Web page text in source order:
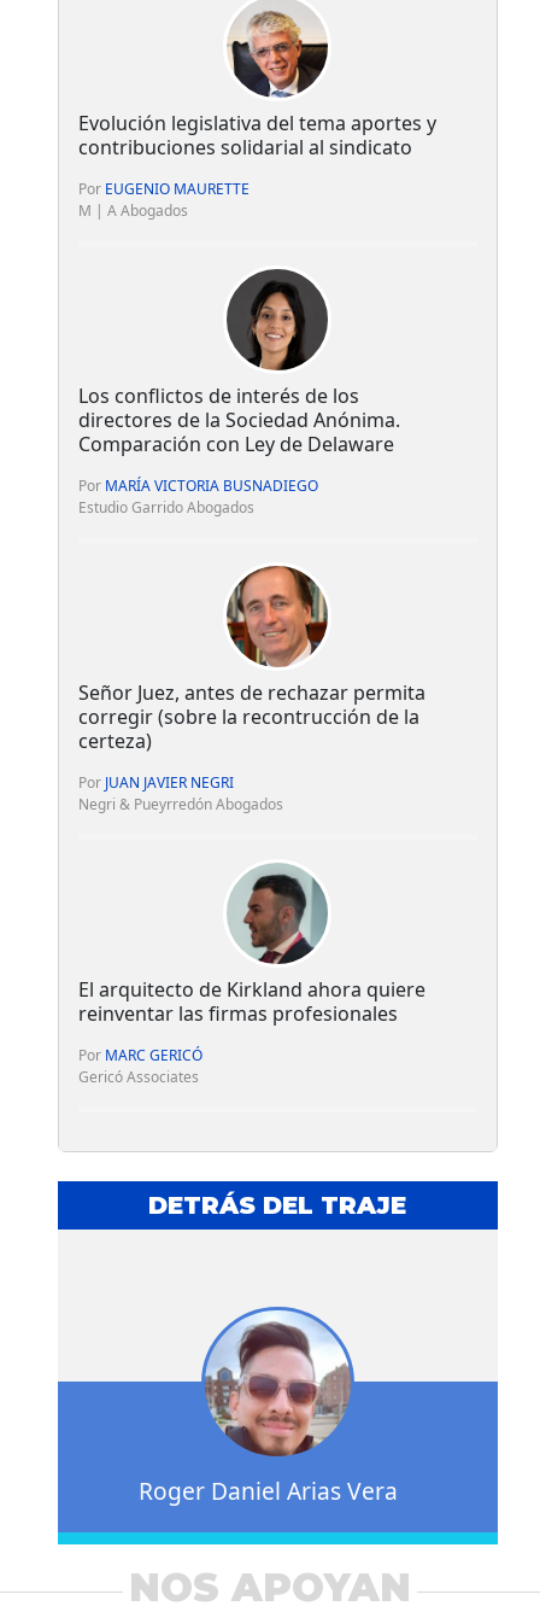
Evolución legislativa del tema aportes y
contribuciones solidarial al sindicato
Por EUGENIO MAURETTE
M | A Abogados
Los conflictos de interés de los
directores de la Sociedad Anónima.
Comparación con Ley de Delaware
Por MARÍA VICTORIA BUSNADIEGO
Estudio Garrido Abogados
Señor Juez, antes de rechazar permita
corregir (sobre la recontrucción de la
certeza)
Por JUAN JAVIER NEGRI
Negri & Pueyrredón Abogados
El arquitecto de Kirkland ahora quiere
reinventar las firmas profesionales
Por MARC GERICÓ
Gericó Associates
DETRÁS DEL TRAJE
Roger Daniel Arias Vera
NOS APOYAN